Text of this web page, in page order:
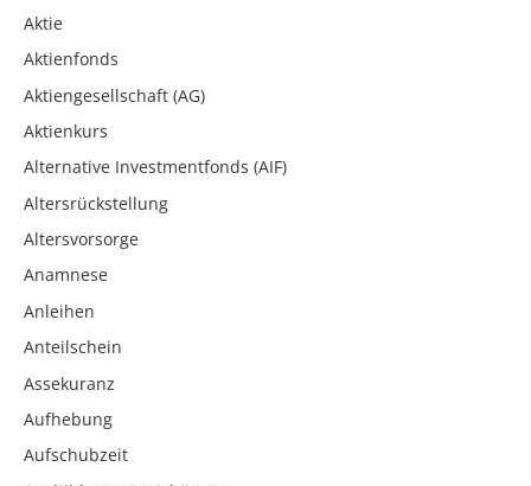
Aktie
Aktienfonds
Aktiengesellschaft (AG)
Aktienkurs
Alternative Investmentfonds (AIF)
Altersrückstellung
Altersvorsorge
Anamnese
Anleihen
Anteilschein
Assekuranz
Aufhebung
Aufschubzeit